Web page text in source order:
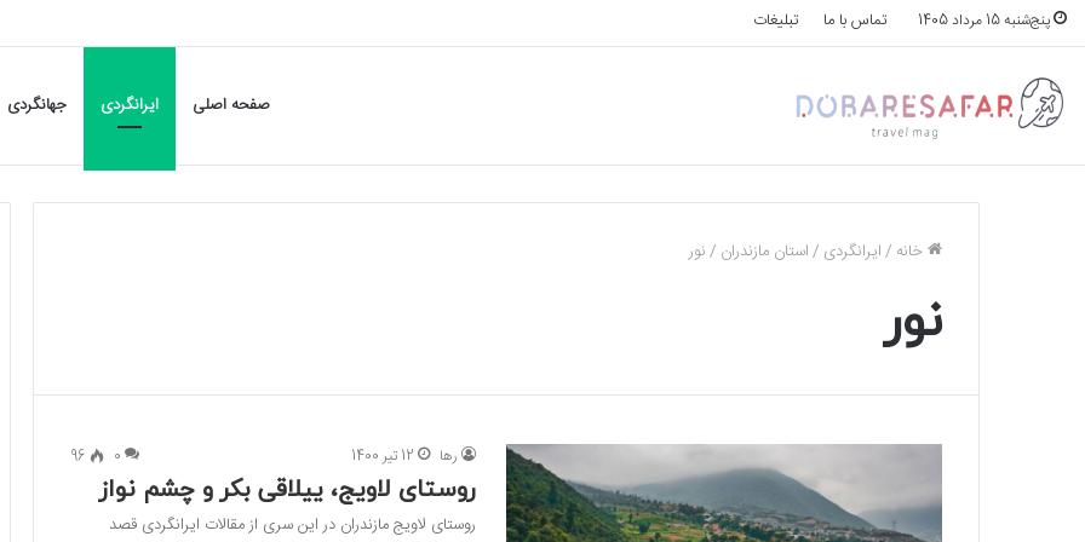
پنج‌شنبه 15 مرداد 1405 تماس با ما تبلیغات
صفحه اصلی ایرانگردی جهانگردی
خانه /ایرانگردی /استان مازندران /نور
نور
رها 12 تیر 1400 0
96
روستای لاویج، ییلاقی بکر و چشم نواز
روستای لاویج مازندران در این سری از مقالات ایرانگردی قصد